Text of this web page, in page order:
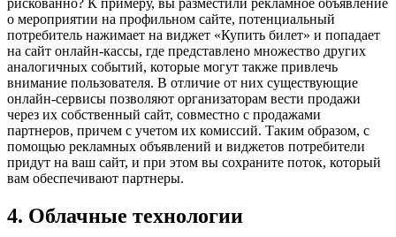
о мероприятии на профильном сайте, потенциальный
потребитель нажимает на виджет «Купить билет» и попадает
на сайт онлайн-кассы, где представлено множество других
аналогичных событий, которые могут также привлечь
внимание пользователя. В отличие от них существующие
онлайн-сервисы позволяют организаторам вести продажи
через их собственный сайт, совместно с продажами
партнеров, причем с учетом их комиссий. Таким образом, с
помощью рекламных объявлений и виджетов потребители
придут на ваш сайт, и при этом вы сохраните поток, который
вам обеспечивают партнеры.
4. Облачные технологии